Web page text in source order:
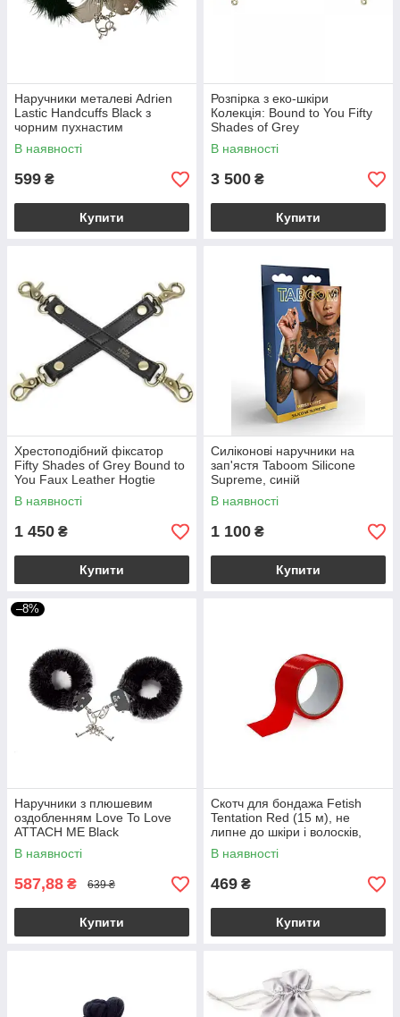
Наручники металеві Adrien
Lastic Handcuffs Black з
чорним пухнастим
оздобленням
В наявності
599 ₴
Купити
Розпірка з еко-шкіри
Колекція: Bound to You Fifty
Shades of Grey
В наявності
3 500 ₴
Купити
Хрестоподібний фіксатор
Fifty Shades of Grey Bound to
You Faux Leather Hogtie
В наявності
1 450 ₴
Купити
Силіконові наручники на
зап'ястя Taboom Silicone
Supreme, синій
В наявності
1 100 ₴
Купити
–8%
Наручники з плюшевим
оздобленням Love To Love
ATTACH ME Black
В наявності
587,88 ₴ 639 ₴
Купити
Скотч для бондажа Fetish
Tentation Red (15 м), не
липне до шкіри і волосків,
тільки сам до себе
В наявності
469 ₴
Купити